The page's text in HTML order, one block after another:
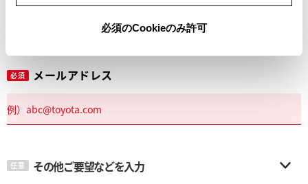
必須のCookieのみ許可
必須 メールアドレス
任意 その他ご要望などを入力